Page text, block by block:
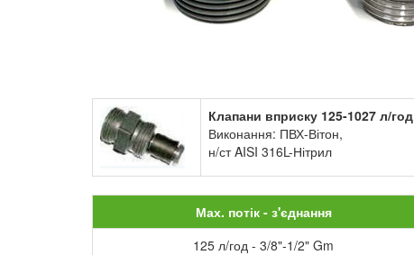
Клапани вприску 125-1027 л/год
Виконання: ПВХ-Вітон,
н/ст AISI 316L-Нітрил
Мах. потік - з'єднання
125 л/год - 3/8"-1/2" Gm